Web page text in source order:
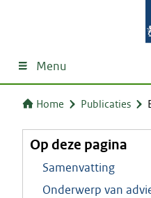
Menu
Home Publicaties
Op deze pagina
Samenvatting
Onderwerp van